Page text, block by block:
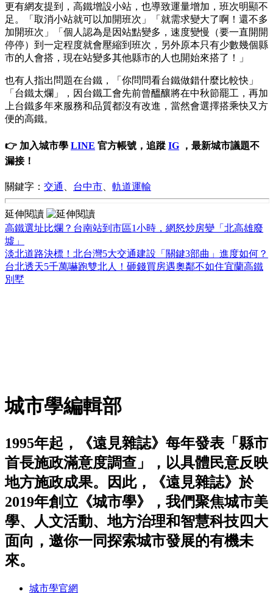
更有網友提到，高鐵增設小站，也導致運量增加，班次明顯不
足。「取消小站就可以加開班次」「就需求變大了啊！還不多
加開班次」「個人認為是因站點變多，速度變慢（要一直開開
停停）到一定程度就會壓縮到班次，另外原本只有少數幾個縣
市的人會搭，現在站變多其他縣市的人也開始來搭了！」
也有人指出問題在台鐵，「你問問看台鐵做錯什麼比較快」
「台鐵太爛」，因台鐵工會先前曾醞釀將在中秋節罷工，再加
上台鐵多年來服務和品質都沒有改進，當然會選擇搭乘快又方
便的高鐵。
👉 加入城市學 LINE 官方帳號，追蹤 IG ，最新城市議題不
漏接！
關鍵字： 交通 台中市 軌道運輸
延伸閱讀
高鐵選址比爛？台南站到市區1小時，網怒炒房變「北高雄廢
墟」
淡北道路決標！北台灣5大交通建設「關鍵3部曲」進度如何？
台北透天5千萬嚇跑雙北人！砸錢買房遇奧鄰不如住宜蘭高鐵
別墅
城市學編輯部
1995年起，《遠見雜誌》每年發表「縣市
首長施政滿意度調查」，以具體民意反映
地方施政成果。因此，《遠見雜誌》於
2019年創立《城市學》，我們聚焦城市美
學、人文活動、地方治理和智慧科技四大
面向，邀你一同探索城市發展的有機未
來。
城市學官網